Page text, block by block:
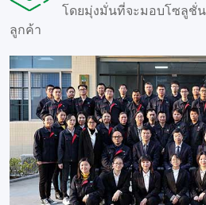
โดยมุ่งมั่นที่จะมอบโซลูชั่
ลูกค้า